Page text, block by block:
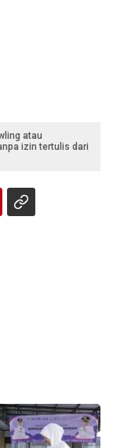
atau
izin tertulis dari